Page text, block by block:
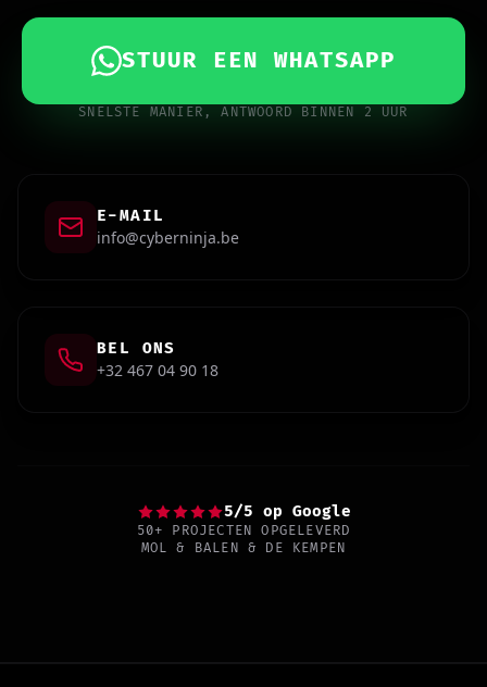
STUUR EEN WHATSAPP
SNELSTE MANIER, ANTWOORD BINNEN 2 UUR
E-MAIL
info@cyberninja.be
BEL ONS
+32 467 04 90 18
5/5 op Google
50+ PROJECTEN OPGELEVERD
MOL & BALEN & DE KEMPEN